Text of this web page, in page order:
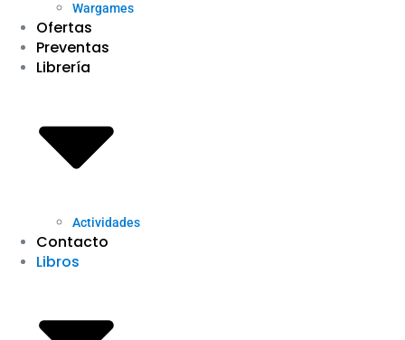
Wargames
Ofertas
Preventas
Librería
Actividades
Contacto
Libros